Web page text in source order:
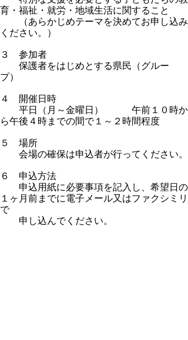
育・福祉・就労・地域生活に関すること
（あらかじめテーマを決めてお申し込み
ください。）
３ 参加者
保護者をはじめとする県民（グルー
プ）
４ 開催日時
平日（月～金曜日） 午前１０時か
ら午後４時までの間で１～２時間程度
５ 場所
会場の確保は申込者が行ってください。
６ 申込方法
申込用紙に必要事項を記入し、希望日の
１ヶ月前までに電子メール又はファクシミリ
で
申し込んでください。